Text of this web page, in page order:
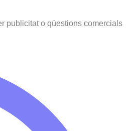
publicitat o qüestions comercials